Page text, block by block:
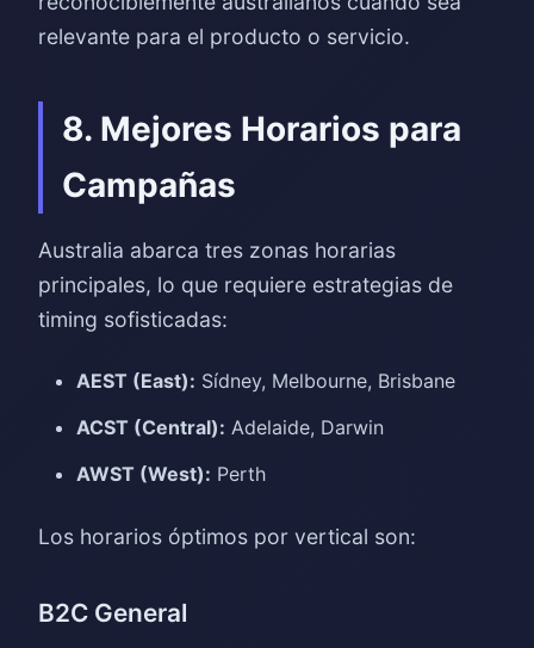
relevante para el producto o servicio.
8. Mejores Horarios para
Campañas
Australia abarca tres zonas horarias
principales, lo que requiere estrategias de
timing sofisticadas:
AEST (East): Sídney, Melbourne, Brisbane
ACST (Central): Adelaide, Darwin
AWST (West): Perth
Los horarios óptimos por vertical son:
B2C General